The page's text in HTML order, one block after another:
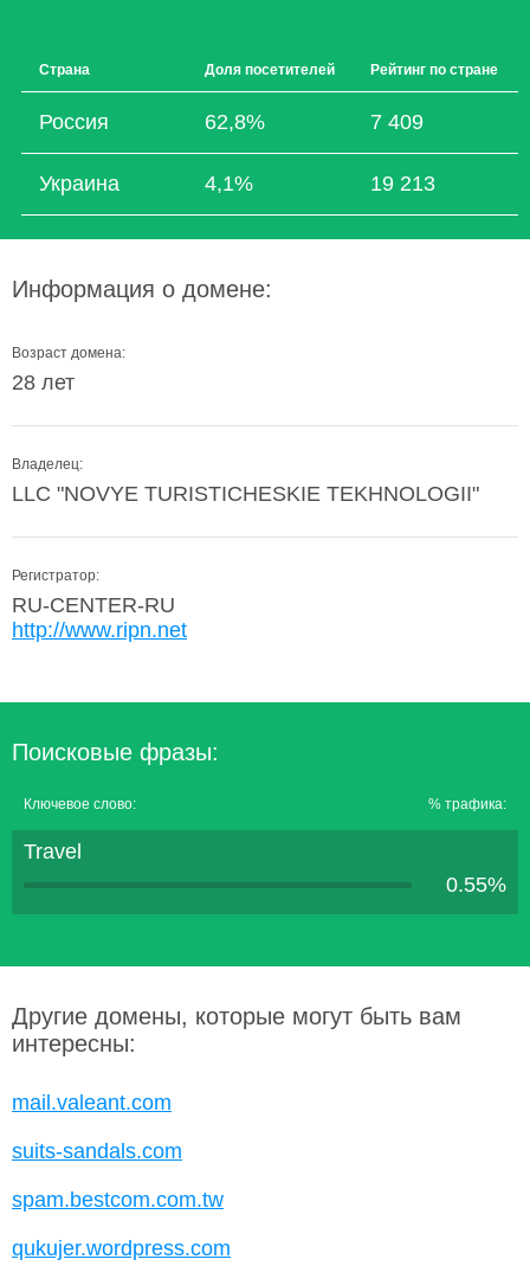
Страна Доля посетителей Рейтинг по стране
Россия 62,8% 7 409
Украина 4,1% 19 213
Информация о домене:
Возраст домена:
28 лет
Владелец:
LLC "NOVYE TURISTICHESKIE TEKHNOLOGII"
Регистратор:
RU-CENTER-RU
http://www.ripn.net
Поисковые фразы:
Ключевое слово: % трафика:
Travel
0.55%
Другие домены, которые могут быть вам
интересны:
mail.valeant.com
suits-sandals.com
spam.bestcom.com.tw
qukujer.wordpress.com